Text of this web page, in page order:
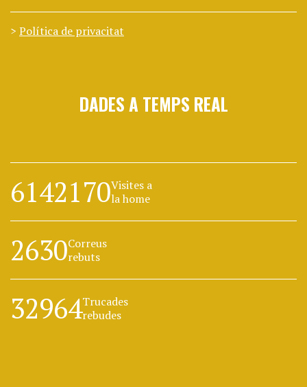
Política de privacitat
DADES A TEMPS REAL
6142170Visites a
la home
2630Correus
rebuts
32964Trucades
rebudes